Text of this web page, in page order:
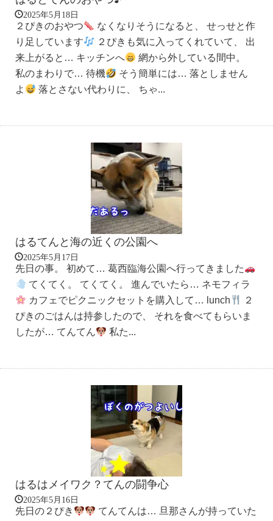
2025年5月18日
２ぴきのおやつ
なくなりそうになると、 せっせと作
り足しています
２ぴきも気に入ってくれていて、 出
来上がると… キッチンへ
網から外している間中。
私のまわりで… 待機
そう簡単には… 落としません
よ
落とさない代わりに、 ちゃ...
はるてんと海の近くの公園へ
2025年5月17日
先日の事。 初めて… 葛西臨海公園へ行ってきました
てくてく。 てくてく。 進んでいたら… ネモフィラ
カフェでピクニックセットを購入して… lunch
２
ぴきのごはんは持参したので、 それを食べてもらいま
したが… てんてん
私た...
はるはメイワク？てんの闘争心
2025年5月16日
先日の２ぴき
てんてんは… 旦那さんが持っていた